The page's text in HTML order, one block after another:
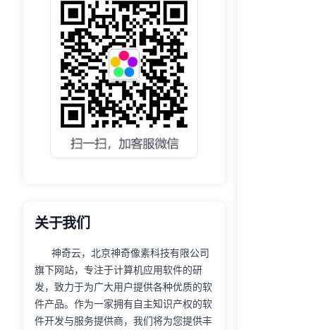
关于我们
神奇云，北京神奇像素科技有限公司
旗下网站，专注于计算机应用软件的研
发，致力于为广大用户提供各种优质的软
件产品。作为一家拥有自主知识产权的软
件开发与服务提供商，我们将为您提供丰